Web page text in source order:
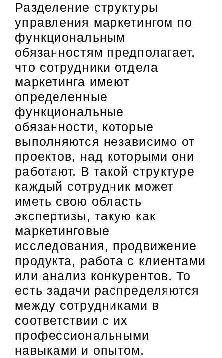
Разделение структуры
управления маркетингом по
функциональным
обязанностям предполагает,
что сотрудники отдела
маркетинга имеют
определенные
функциональные
обязанности, которые
выполняются независимо от
проектов, над которыми они
работают. В такой структуре
каждый сотрудник может
иметь свою область
экспертизы, такую как
маркетинговые
исследования, продвижение
продукта, работа с клиентами
или анализ конкурентов. То
есть задачи распределяются
между сотрудниками в
соответствии с их
профессиональными
навыками и опытом.